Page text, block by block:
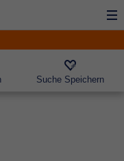
Suche Speichern